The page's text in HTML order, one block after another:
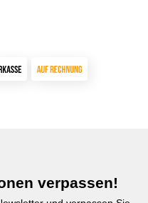
verpassen!